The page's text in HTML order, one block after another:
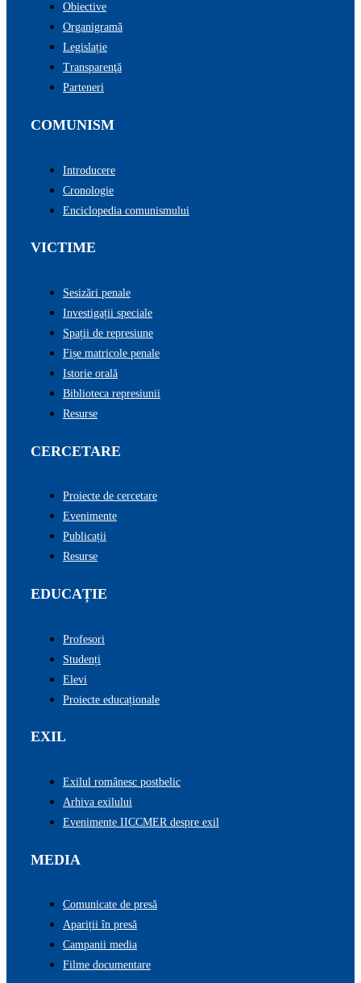
Obiective
Organigramă
Legislație
Transparenţă
Parteneri
COMUNISM
Introducere
Cronologie
Enciclopedia comunismului
VICTIME
Sesizări penale
Investigații speciale
Spații de represiune
Fișe matricole penale
Istorie orală
Biblioteca represiunii
Resurse
CERCETARE
Proiecte de cercetare
Evenimente
Publicații
Resurse
EDUCAȚIE
Profesori
Studenți
Elevi
Proiecte educaționale
EXIL
Exilul românesc postbelic
Arhiva exilului
Evenimente IICCMER despre exil
MEDIA
Comunicate de presă
Apariții în presă
Campanii media
Filme documentare